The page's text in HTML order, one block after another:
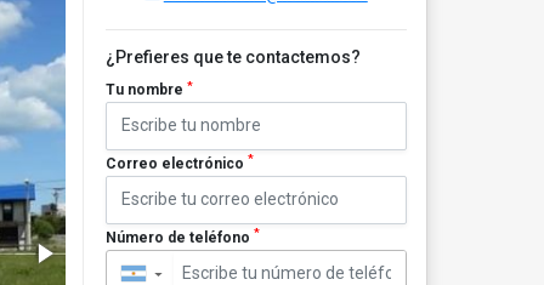
¿Prefieres que te contactemos?
Tu nombre *
Correo electrónico *
Número de teléfono *
▼